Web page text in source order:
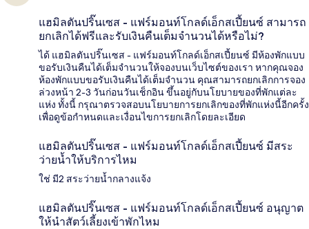
แฮมิลตันปริ๊นเซส - แฟร์มอนท์โกลด์เอ็กสเปี้ยนซ์ สามารถ
ยกเลิกได้ฟรีและรับเงินคืนเต็มจำนวนได้หรือไม่?
ได้ แฮมิลตันปริ๊นเซส - แฟร์มอนท์โกลด์เอ็กสเปี้ยนซ์ มีห้องพักแบบ
ขอรับเงินคืนได้เต็มจำนวนให้จองบนเว็บไซต์ของเรา หากคุณจอง
ห้องพักแบบขอรับเงินคืนได้เต็มจำนวน คุณสามารถยกเลิกการจอง
ล่วงหน้า 2-3 วันก่อนวันเช็กอิน ขึ้นอยู่กับนโยบายของที่พักแต่ละ
แห่ง ทั้งนี้ กรุณาตรวจสอบนโยบายการยกเลิกของที่พักแห่งนี้อีกครั้ง
เพื่อดูข้อกำหนดและเงื่อนไขการยกเลิกโดยละเอียด
แฮมิลตันปริ๊นเซส - แฟร์มอนท์โกลด์เอ็กสเปี้ยนซ์ มีสระ
ว่ายน้ำให้บริการไหม
ใช่ มี2 สระว่ายน้ำกลางแจ้ง
แฮมิลตันปริ๊นเซส - แฟร์มอนท์โกลด์เอ็กสเปี้ยนซ์ อนุญาต
ให้นำสัตว์เลี้ยงเข้าพักไหม